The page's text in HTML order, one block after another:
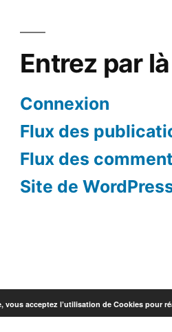
Entrez par
Connexion
Flux des
Flux des
Site de
acceptez l’utilisation de Cookies pour